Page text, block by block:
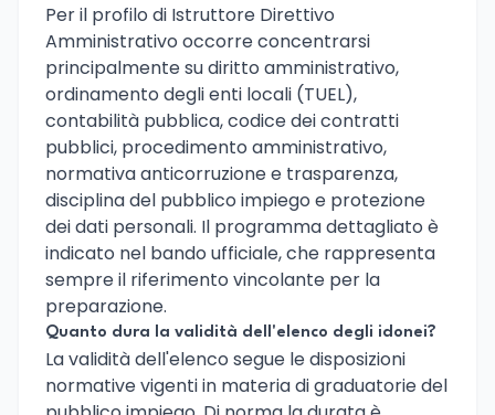
Per il profilo di Istruttore Direttivo
Amministrativo occorre concentrarsi
principalmente su diritto amministrativo,
ordinamento degli enti locali (TUEL),
contabilità pubblica, codice dei contratti
pubblici, procedimento amministrativo,
normativa anticorruzione e trasparenza,
disciplina del pubblico impiego e protezione
dei dati personali. Il programma dettagliato è
indicato nel bando ufficiale, che rappresenta
sempre il riferimento vincolante per la
preparazione.
Quanto dura la validità dell'elenco degli idonei?
La validità dell'elenco segue le disposizioni
normative vigenti in materia di graduatorie del